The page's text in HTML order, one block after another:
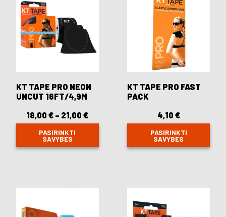
KT TAPE PRO NEON
UNCUT 16FT/4,9M
18,00€ – 21,00€
range:
21,00 €
PASIRINKTI
SAVYBES
This
may
KT TAPE PRO FAST
PACK
4,10 €
PASIRINKTI
SAVYBES
This
options
may